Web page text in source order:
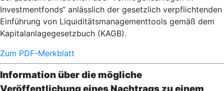
Investmentfonds“ anlässlich der gesetzlich verpflichtenden
Einführung von Liquiditätsmanagementtools gemäß dem
Kapitalanlagegesetzbuch (KAGB).
Zum PDF-Merkblatt
Information über die mögliche